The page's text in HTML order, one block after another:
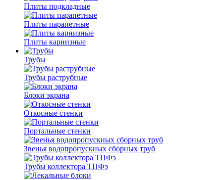
Плиты подкладные
Плиты парапетные
Плиты карнизные
Трубы
Трубы раструбные
Блоки экрана
Откосные стенки
Портальные стенки
Звенья водопропускных сборных труб
Трубы коллектора ТПФэ